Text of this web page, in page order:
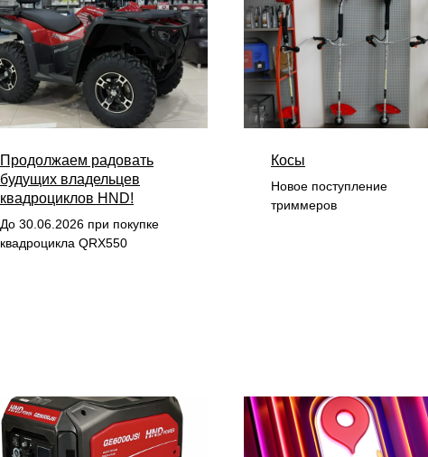
Продолжаем радовать
будущих владельцев
квадроциклов HND!
До 30.06.2026 при покупке
квадроцикла QRX550
Косы
Новое поступление
триммеров